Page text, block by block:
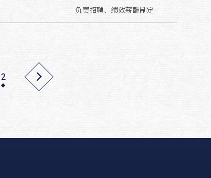
负责招聘、绩效薪酬制定
2 